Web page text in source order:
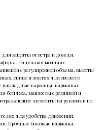
для защиты от ветра и дождя.
Надежная молния с
с регулировкой объема, высоты
спине и локтях для свежего
накладные карманы, карманы с
бейджа, манжеты с резинкой и
элементы на рукавах и по
для удобства движений.
Прочные боковые карманы.